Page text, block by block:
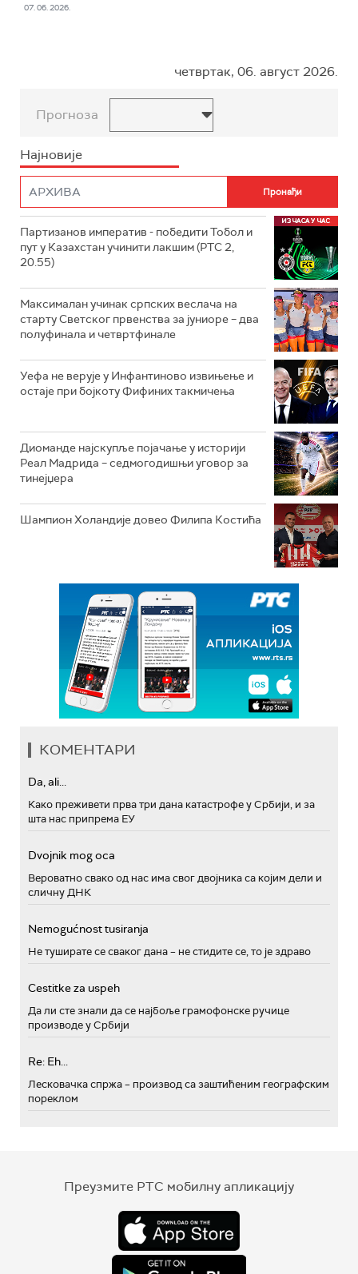
07. 06. 2026.
четвртак, 06. август 2026.
Прогноза
Најновије
Партизанов императив - победити Тобол и
пут у Казахстан учинити лакшим (РТС 2,
20.55)
Максималан учинак српских веслача на
старту Светског првенства за јуниоре – два
полуфинала и четвртфинале
Уефа не верује у Инфантиново извињење и
остаје при бојкоту Фифиних такмичења
Диоманде најскупље појачање у историји
Реал Мадрида – седмогодишњи уговор за
тинејџера
Шампион Холандије довео Филипа Костића
КОМЕНТАРИ
Da, ali...
Како преживети прва три дана катастрофе у Србији, и за
шта нас припрема ЕУ
Dvojnik mog oca
Вероватно свако од нас има свог двојника са којим дели и
сличну ДНК
Nemogućnost tusiranja
Не туширате се сваког дана – не стидите се, то је здраво
Cestitke za uspeh
Да ли сте знали да се најбоље грамофонске ручице
производе у Србији
Re: Eh...
Лесковачка спржа – производ са заштићеним географским
пореклом
Преузмите РТС мобилну апликацију